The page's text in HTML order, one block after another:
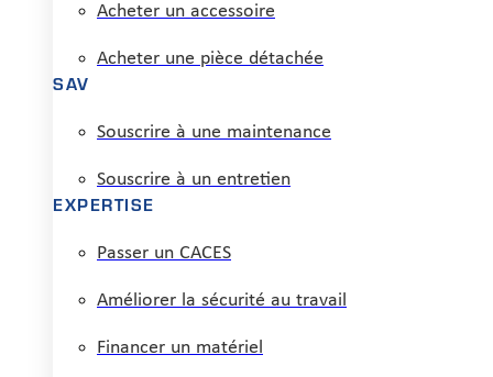
Acheter un accessoire
Acheter une pièce détachée
SAV
Souscrire à une maintenance
Souscrire à un entretien
EXPERTISE
Passer un CACES
Améliorer la sécurité au travail
Financer un matériel